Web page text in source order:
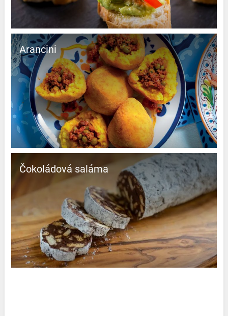
Arancini
čokoládová saláma